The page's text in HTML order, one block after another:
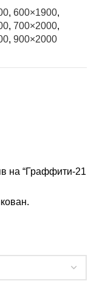
, 600×1900,
, 700×2000,
, 900×2000
на “Граффити-21